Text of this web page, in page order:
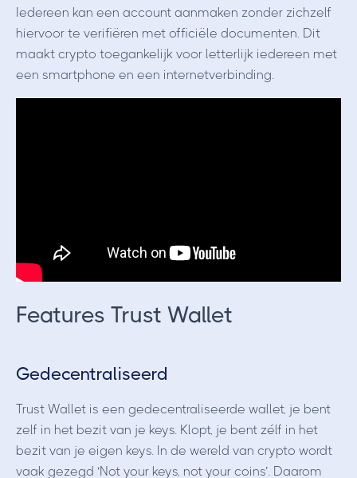
Iedereen kan een account aanmaken zonder zichzelf
hiervoor te verifiëren met officiële documenten. Dit
maakt crypto toegankelijk voor letterlijk iedereen met
een smartphone en een internetverbinding.
Features Trust Wallet
Gedecentraliseerd
Trust Wallet is een gedecentraliseerde wallet, je bent
zelf in het bezit van je keys. Klopt, je bent zélf in het
bezit van je eigen keys. In de wereld van crypto wordt
vaak gezegd ‘Not your keys, not your coins’. Daarom